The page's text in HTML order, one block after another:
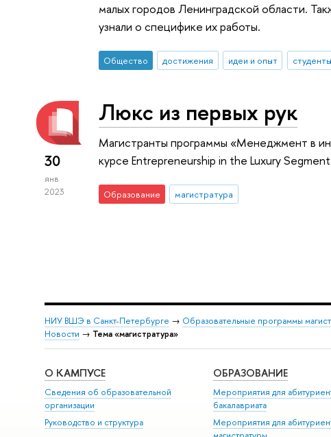
малых городов Ленинградской области.
узнали о специфике их работы.
Общество достижения идеи и опыт студенты
30
янв
2023
Люкс из первых рук
Магистранты программы «Менеджмент в
курсе Entrepreneurship in the Luxury
Образование магистратура
НИУ ВШЭ в Санкт-Петербурге → Образовательные программы
Новости → Тема «магистратура»
О КАМПУСЕ
Сведения об образовательной
организации
Руководство и структура
ОБРАЗОВАНИЕ
Мероприятия для
бакалавриата
Мероприятия для